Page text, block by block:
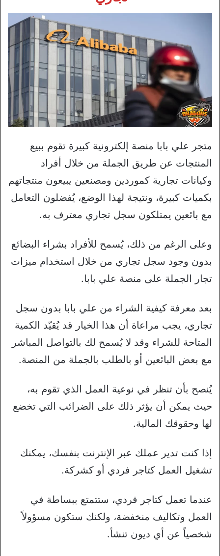
متجر علي بابا منصة إلكترونية كبيرة تقوم ببيع
المنتجات عن طريق الجملة من خلال أفراد
وكيانات تجارية كموردين ومصنعين يبيعون منتجاتهم
بكميات كبيرة، ونتيجة لهذا الوضع، يُفضلون التعامل
مع بائعين يمتلكون سجل تجاري معترف به.
وعلى الرغم من ذلك، يُسمح للأفراد بشراء البضائع
بدون وجود سجل تجاري من خلال استخدام ميزات
تجار الجملة على منصة علي بابا.
بعد معرفة كيفية الشراء من علي بابا بدون سجل
تجاري، يجب مراعاة أن هذا الخيار قد يُقيّد الكمية
المتاحة للشراء وقد لا يُسمح لك بالتواصل المباشر
مع بعض البائعين أو بالطلب بالجملة من المنصة.
يُنصح بأن تنظر في نوعية العمل الذي تقوم به،
حيث يمكن أن يؤثر ذلك على الضرائب التي تخضع
لها وحقوقك المالية.
إذا كنت تدير عملك عبر الإنترنت بنفسك، يمكنك
تشغيل العمل كتاجر فردي أو كشركة.
عندما تعمل كتاجر فردي، ستتمتع ببساطة في
العمل وتكاليف منخفضة، ولكنك ستكون مسؤولاً
شخصياً عن أي ديون تنشأ.